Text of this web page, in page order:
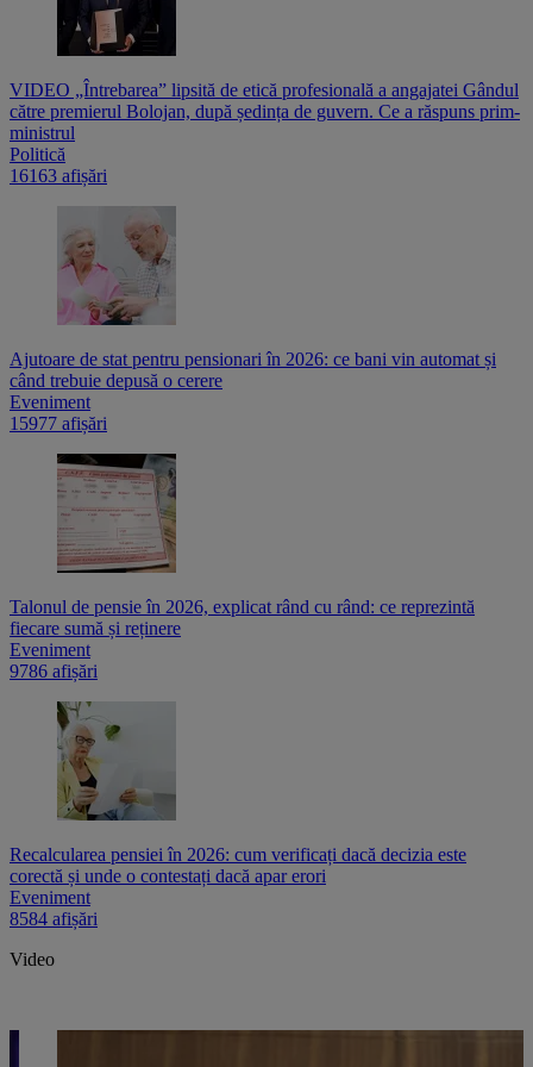
VIDEO „Întrebarea” lipsită de etică profesională a angajatei Gândul
către premierul Bolojan, după ședința de guvern. Ce a răspuns prim-
ministrul
Politică
16163 afișări
Ajutoare de stat pentru pensionari în 2026: ce bani vin automat și
când trebuie depusă o cerere
Eveniment
15977 afișări
Talonul de pensie în 2026, explicat rând cu rând: ce reprezintă
fiecare sumă și reținere
Eveniment
9786 afișări
Recalcularea pensiei în 2026: cum verificați dacă decizia este
corectă și unde o contestați dacă apar erori
Eveniment
8584 afișări
Video